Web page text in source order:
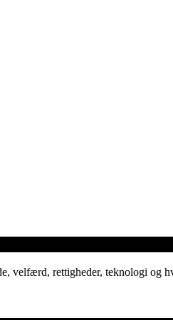
velfærd, rettigheder, teknologi og